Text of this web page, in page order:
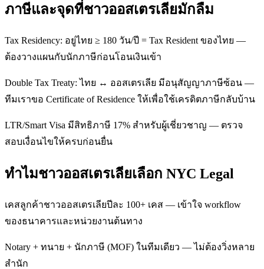
ภาษีและจุดที่ชาวออสเตรเลียมักลืม
Tax Residency: อยู่ไทย ≥ 180 วัน/ปี = Tax Resident ของไทย —
ต้องวางแผนกับนักภาษีก่อนโอนเงินเข้า
Double Tax Treaty: ไทย ↔ ออสเตรเลีย มีอนุสัญญาภาษีซ้อน —
ทีมเราขอ Certificate of Residence ให้เพื่อใช้เครดิตภาษีกลับบ้าน
LTR/Smart Visa มีสิทธิภาษี 17% สำหรับผู้เชี่ยวชาญ — ตรวจ
สอบเงื่อนไขให้ครบก่อนยื่น
ทำไมชาวออสเตรเลียเลือก NYC Legal
เคสลูกค้าชาวออสเตรเลียปีละ 100+ เคส — เข้าใจ workflow
ของธนาคารและหน่วยงานต้นทาง
Notary + ทนาย + นักภาษี (MOF) ในทีมเดียว — ไม่ต้องวิ่งหลาย
สำนัก